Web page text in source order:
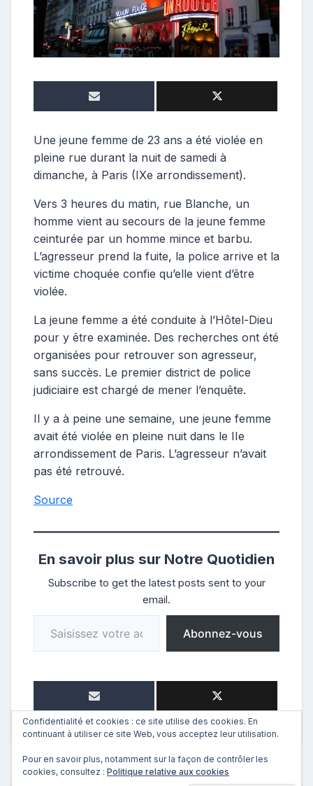
t
r
i
c
Une jeune femme de 23 ans a été violée en
pleine rue durant la nuit de samedi à
dimanche, à Paris (IXe arrondissement).
Vers 3 heures du matin, rue Blanche, un
homme vient au secours de la jeune femme
ceinturée par un homme mince et barbu.
L’agresseur prend la fuite, la police arrive et la
victime choquée confie qu’elle vient d’être
violée.
La jeune femme a été conduite à l’Hôtel-Dieu
pour y être examinée. Des recherches ont été
organisées pour retrouver son agresseur,
sans succès. Le premier district de police
judiciaire est chargé de mener l’enquête.
Il y a à peine une semaine, une jeune femme
avait été violée en pleine nuit dans le IIe
arrondissement de Paris. L’agresseur n’avait
pas été retrouvé.
Source
En savoir plus sur Notre Quotidien
Subscribe to get the latest posts sent to your
email.
Saisissez votre adresse e-mail…
Abonnez-vous
Confidentialité et cookies : ce site utilise des cookies. En
continuant à utiliser ce site Web, vous acceptez leur utilisation.
Pour en savoir plus, notamment sur la façon de contrôler les
cookies, consultez : Politique relative aux cookies